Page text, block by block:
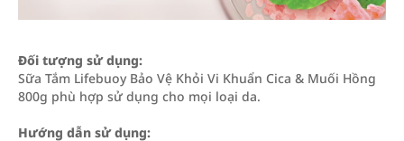
Đối tượng sử dụng:
Sữa Tắm Lifebuoy Bảo Vệ Khỏi Vi Khuẩn Cica & Muối Hồng
800g phù hợp sử dụng cho mọi loại da.
Hướng dẫn sử dụng: